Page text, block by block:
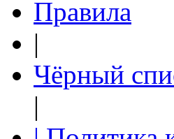
Правила
|
Чёрный
|